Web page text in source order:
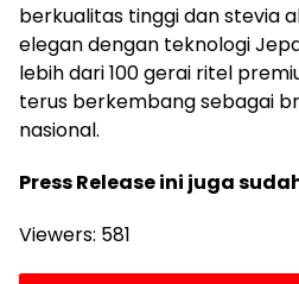
berkualitas tinggi dan stevia
elegan dengan teknologi
lebih dari 100 gerai ritel
terus berkembang sebagai
nasional.
Press Release ini juga
Viewers: 581